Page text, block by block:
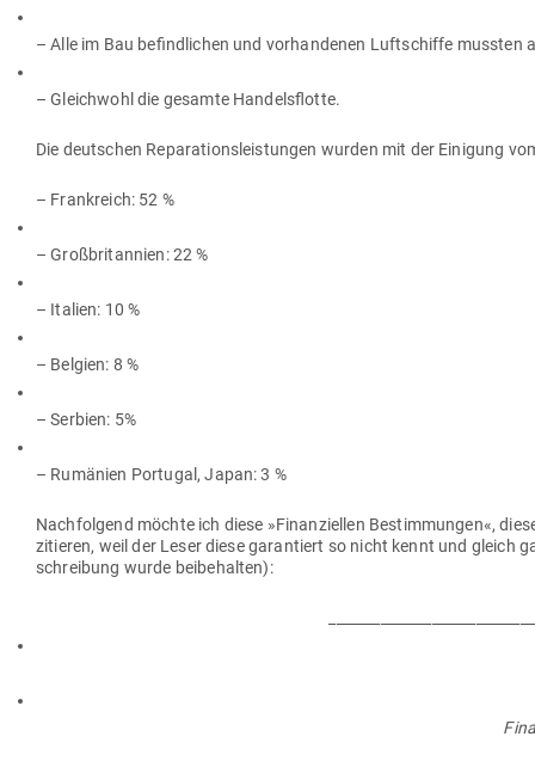
– Alle im Bau befind­lichen und vor­han­denen Luft­schiffe mussten
– Gleichwohl die gesamte Handelsflotte.
Die deut­schen Repa­ra­ti­ons­leis­tungen wurden mit der Einigung
– Frank­reich: 52 %
– Groß­bri­tannien: 22 %
– Italien: 10 %
– Belgien: 8 %
– Serbien: 5%
– Rumänien Por­tugal, Japan: 3 %
Nach­folgend möchte ich diese »Finan­zi­ellen Bestim­mungen«,
zitieren, weil der Leser diese garan­tiert so nicht kennt und gleich
schreibung wurde beibehalten):